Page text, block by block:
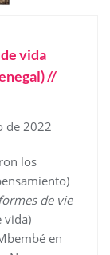
vida
//
de 2022
los
de vie
vida)
en